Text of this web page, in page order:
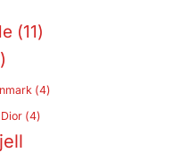
(11)
(4)
Dior(4)